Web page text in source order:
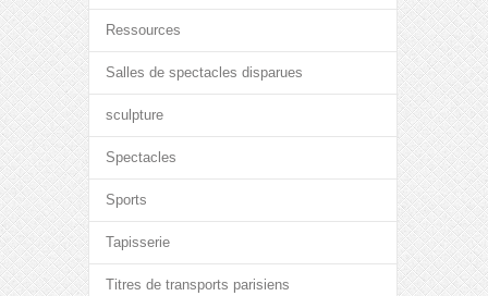
Ressources
Salles de spectacles disparues
sculpture
Spectacles
Sports
Tapisserie
Titres de transports parisiens